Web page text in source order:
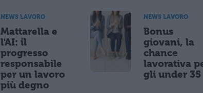
NEWS LAVORO
Mattarella e
l'AI: il
progresso
responsabile
per un lavoro
più degno
NEWS LAVORO
Bonus
giovani, la
chance
lavorativa
gli under 35